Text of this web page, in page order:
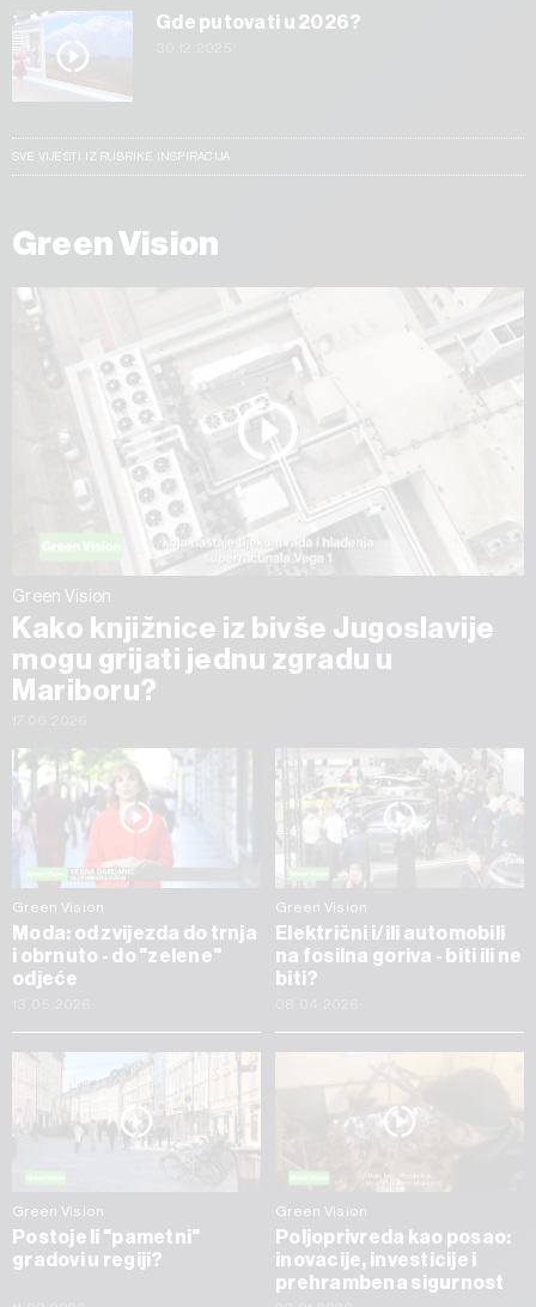
Gde putovati u 2026?
SVE VIJESTI IZ RUBRIKE INSPIRACIJA
Green Vision
Green Vision
Kako knjižnice iz bivše Jugoslavije
mogu grijati jednu zgradu u
Mariboru?
Green Vision
Moda: od zvijezda do trnja
i obrnuto - do "zelene"
odjeće
Green Vision
Električni i/ili automobili
na fosilna goriva - biti ili ne
biti?
Green Vision
Postoje li "pametni"
gradovi u regiji?
Green Vision
Poljoprivreda kao posao:
inovacije, investicije i
prehrambena sigurnost